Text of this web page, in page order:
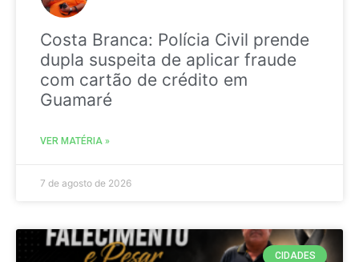
Costa Branca: Polícia Civil prende
dupla suspeita de aplicar fraude
com cartão de crédito em
Guamaré
VER MATÉRIA »
7 de agosto de 2026
CIDADES